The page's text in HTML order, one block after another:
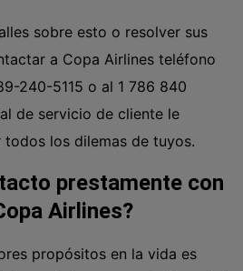
sobre esto o resolver sus
a Copa Airlines teléfono
240-5115 o al 1 786 840
de servicio de cliente le
todos los dilemas de tuyos.
prestamente con
Airlines?
propósitos en la vida es